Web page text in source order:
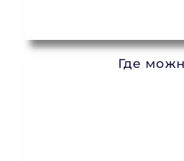
Где